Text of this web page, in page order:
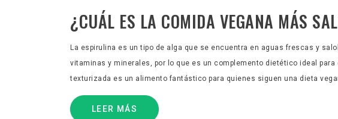
¿CUÁL ES LA COMIDA VEGANA MÁS
La espirulina es un tipo de alga que se encuentra en aguas frescas y
vitaminas y minerales, por lo que es un complemento dietético ideal
texturizada es un alimento fantástico para quienes siguen una dieta
LEER MÁS